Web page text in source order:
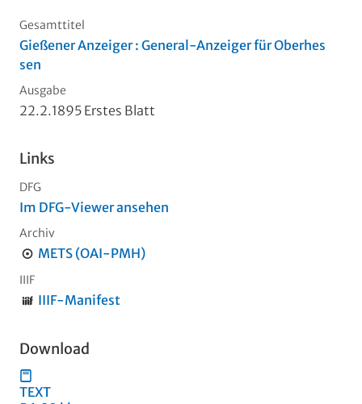
Gesamttitel
Gießener Anzeiger : General-Anzeiger für Oberhes
sen
Ausgabe
22.2.1895 Erstes Blatt
Links
DFG
Im DFG-Viewer ansehen
Archiv
METS (OAI-PMH)
IIIF
IIIF-Manifest
Download
TEXT